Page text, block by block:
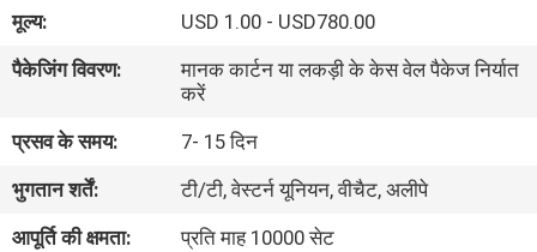
गुणवत्ता
संपर्क
करें
मूल्य:
USD 1.00 - USD780.00
पैकेजिंग विवरण:
मानक कार्टन या लकड़ी के केस वेल पैकेज निर्यात
करें
प्रसव के समय:
7- 15 दिन
भुगतान शर्तें:
टी/टी, वेस्टर्न यूनियन, वीचैट, अलीपे
आपूर्ति की क्षमता:
प्रति माह 10000 सेट